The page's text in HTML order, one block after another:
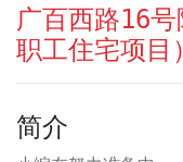
广百西路16
职工住宅项目
简介